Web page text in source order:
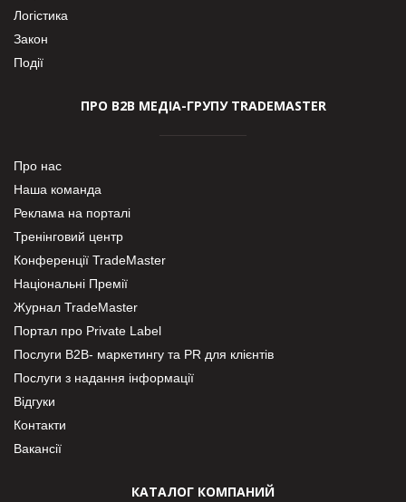
Логістика
Закон
Події
ПРО В2В МЕДІА-ГРУПУ TRADEMASTER
Про нас
Наша команда
Реклама на порталі
Тренінговий центр
Конференції TradeMaster
Національні Премії
Журнал TradeMaster
Портал про Private Label
Послуги В2В- маркетингу та PR для клієнтів
Послуги з надання інформації
Відгуки
Контакти
Вакансії
КАТАЛОГ КОМПАНИЙ